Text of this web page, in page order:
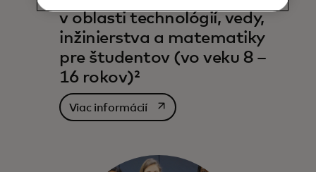
v oblasti technológií, vedy,
inžinierstva a matematiky
pre študentov (vo veku 8 –
16 rokov)²
Viac informáciíopens in a new tab